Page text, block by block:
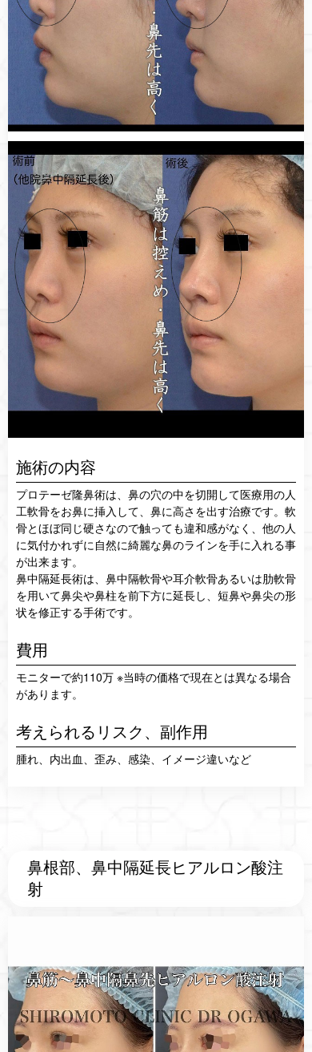
施術の内容
プロテーゼ隆鼻術は、鼻の穴の中を切開して医療用の人
工軟骨をお鼻に挿入して、鼻に高さを出す治療です。軟
骨とほぼ同じ硬さなので触っても違和感がなく、他の人
に気付かれずに自然に綺麗な鼻のラインを手に入れる事
が出来ます。
鼻中隔延長術は、鼻中隔軟骨や耳介軟骨あるいは肋軟骨
を用いて鼻尖や鼻柱を前下方に延長し、短鼻や鼻尖の形
状を修正する手術です。
費用
モニターで約110万 ※当時の価格で現在とは異なる場合
があります。
考えられるリスク、 副作用
腫れ、内出血、歪み、感染、イメージ違いなど
鼻根部、鼻中隔延長ヒアルロン酸注
射